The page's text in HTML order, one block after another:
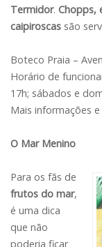
Termidor. Chopps,
caipiroscas são
Boteco Praia –
Horário de
17h; sábados e
Mais informações e
O Mar Menino
Para os fãs de
frutos do mar,
é uma dica
que não
poderia ficar